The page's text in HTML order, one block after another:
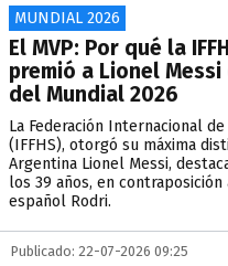
MUNDIAL 2026
El MVP: Por qué la
premió a Lionel
del Mundial 2026
La Federación Internacional
(IFFHS), otorgó su máxima
Argentina Lionel Messi,
los 39 años, en
español Rodri.
Publicado: 22-07-2026 09:25